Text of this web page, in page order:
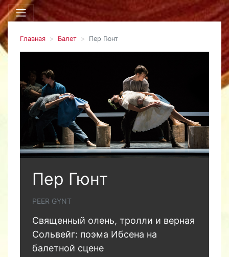
Главная Балет Пер Гюнт
Пер Гюнт
PEER GYNT
Священный олень, тролли и верная
Сольвейг: поэма Ибсена на
балетной сцене